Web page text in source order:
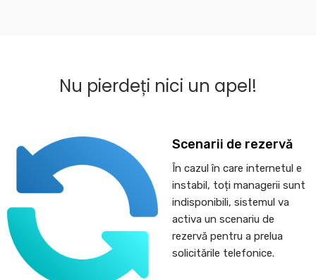
Nu pierdeți nici un apel!
Scenarii de rezervă
În cazul în care internetul e
instabil, toți managerii sunt
indisponibili, sistemul va
activa un scenariu de
rezervă pentru a prelua
solicitările telefonice.